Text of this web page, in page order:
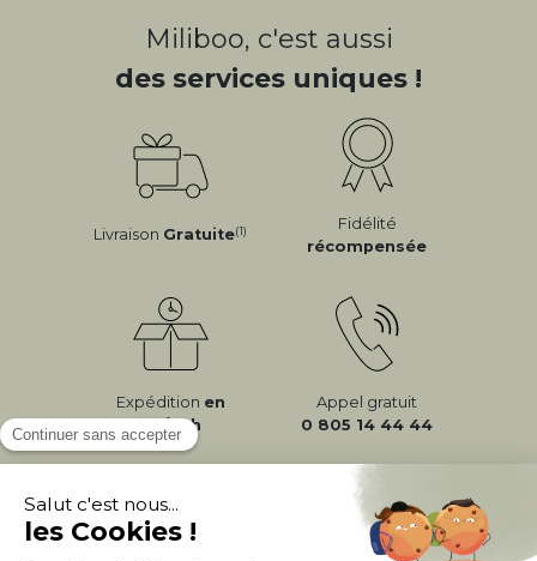
Miliboo, c'est aussi
des services uniques !
Livraison Gratuite(1)
Fidélité
récompensée
Expédition en
24/72h
Appel gratuit
0 805 14 44 44